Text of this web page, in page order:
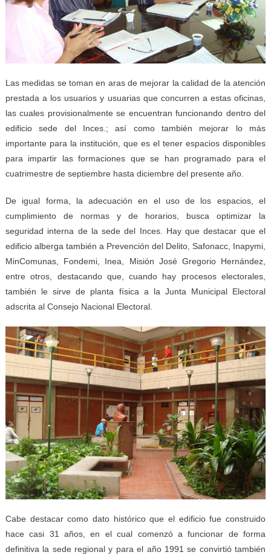
Las medidas se toman en aras de mejorar la calidad de la atención
prestada a los usuarios y usuarias que concurren a estas oficinas,
las cuales provisionalmente se encuentran funcionando dentro del
edificio sede del Inces.; así como también mejorar lo más
importante para la institución, que es el tener espacios disponibles
para impartir las formaciones que se han programado para el
cuatrimestre de septiembre hasta diciembre del presente año.
De igual forma, la adecuación en el uso de los espacios, el
cumplimiento de normas y de horarios, busca optimizar la
seguridad interna de la sede del Inces. Hay que destacar que el
edificio alberga también a Prevención del Delito, Safonacc, Inapymi,
MinComunas, Fondemi, Inea, Misión José Gregorio Hernández,
entre otros, destacando que, cuando hay procesos electorales,
también le sirve de planta física a la Junta Municipal Electoral
adscrita al Consejo Nacional Electoral.
Cabe destacar como dato histórico que el edificio fue construido
hace casi 31 años, en el cual comenzó a funcionar de forma
definitiva la sede regional y para el año 1991 se convirtió también